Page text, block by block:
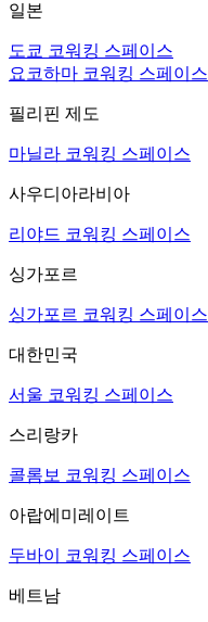
일본
도쿄 코워킹 스페이스
요코하마 코워킹 스페이스
필리핀 제도
마닐라 코워킹 스페이스
사우디아라비아
리야드 코워킹 스페이스
싱가포르
싱가포르 코워킹 스페이스
대한민국
서울 코워킹 스페이스
스리랑카
콜롬보 코워킹 스페이스
아랍에미레이트
두바이 코워킹 스페이스
베트남